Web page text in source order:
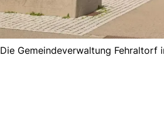
Die Gemeindeverwaltung Fehraltorf